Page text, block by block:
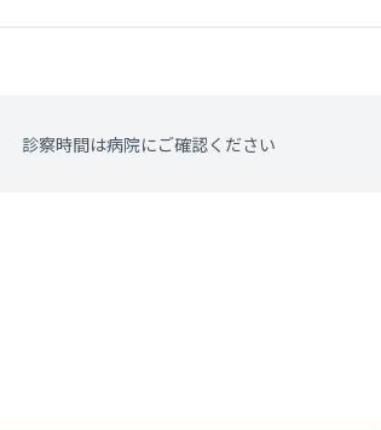
診察時間は病院にご確認ください